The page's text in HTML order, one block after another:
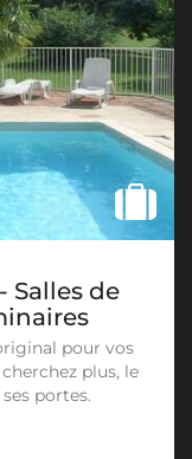
Salles de
pour vos
plus, le
portes.